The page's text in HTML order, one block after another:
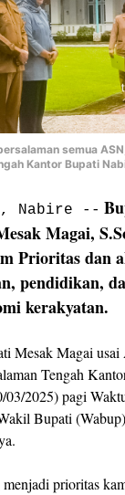
semua
Kantor Bupati
Nabire --
Magai,
Prioritas dan
pendidikan,
kerakyatan.
Mesak Magai usai
Tengah
03/2025) pagi
Bupati
prioritas